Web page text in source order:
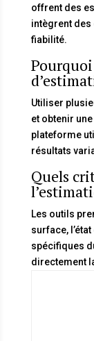
offrent des
intègrent
fiabilité.
Utiliser
et obtenir
plateforme
résultats
Quels
Les outils
surface,
spécifiques
directement